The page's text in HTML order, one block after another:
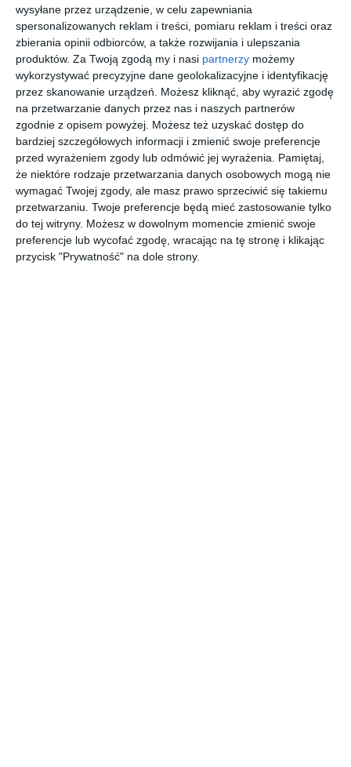
wysyłane przez urządzenie, w celu zapewniania
spersonalizowanych reklam i treści, pomiaru reklam i treści oraz
zbierania opinii odbiorców, a także rozwijania i ulepszania
produktów. Za Twoją zgodą my i nasi partnerzy możemy
wykorzystywać precyzyjne dane geolokalizacyjne i identyfikację
przez skanowanie urządzeń. Możesz kliknąć, aby wyrazić zgodę
na przetwarzanie danych przez nas i naszych partnerów
zgodnie z opisem powyżej. Możesz też uzyskać dostęp do
bardziej szczegółowych informacji i zmienić swoje preferencje
przed wyrażeniem zgody lub odmówić jej wyrażenia.
Pamiętaj,
że niektóre rodzaje przetwarzania danych osobowych mogą nie
wymagać Twojej zgody, ale masz prawo sprzeciwić się takiemu
przetwarzaniu. Twoje preferencje będą mieć zastosowanie tylko
do tej witryny. Możesz w dowolnym momencie zmienić swoje
preferencje lub wycofać zgodę, wracając na tę stronę i klikając
przycisk "Prywatność" na dole strony.
INSPIRACJA
Półki we wnęce w